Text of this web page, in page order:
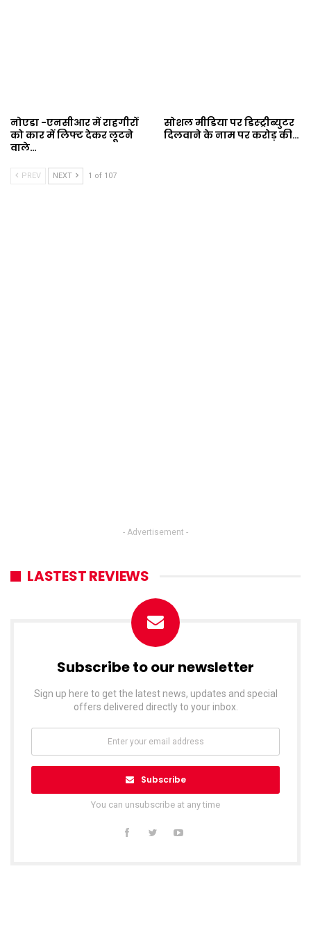
नोएडा -एनसीआर में राहगीरों
को कार में लिफ्ट देकर लूटने
वाले…
सोशल मीडिया पर डिस्ट्रीब्युटर
दिलवाने के नाम पर करोड़ की…
PREV NEXT 1 of 107
- Advertisement -
LASTEST REVIEWS
Subscribe to our newsletter
Sign up here to get the latest news, updates and special
offers delivered directly to your inbox.
Subscribe
You can unsubscribe at any time